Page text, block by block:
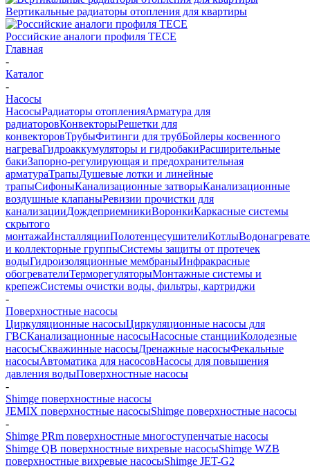
Вертикальные радиаторы отопления для квартиры
Российские аналоги профиля TECE
Главная
-
Каталог
-
Насосы
НасосыРадиаторы отопленияАрматура для
радиаторовКонвекторыРешетки для
конвекторовТрубыФитинги для трубБойлеры косвенного
нагреваГидроаккумуляторы и гидробакиРасширительные
бакиЗапорно-регулирующая и предохранительная
арматураТрапыДушевые лотки и линейные
трапыСифоныКанализационные затворыКанализационные
воздушные клапаныРевизии прочистки для
канализацииДождеприемникиВоронкиКаркасные системы
скрытого
монтажаИнсталляцииПолотенцесушителиКотлы
и коллекторные группыСистемы защиты от протечек
водыГидроизоляционные мембраныИнфракрасные
обогревателиТерморегуляторыМонтажные системы и
крепежСистемы очистки воды, фильтры, картриджи
-
Поверхностные насосы
Циркуляционные насосыЦиркуляционные насосы для
ГВСКанализационные насосыНасосные станцииКолодезные
насосыСкважинные насосыДренажные насосыФекальные
насосыАвтоматика для насосовНасосы для повышения
давления водыПоверхностные насосы
-
Shimge поверхностные насосы
JEMIX поверхностные насосыShimge поверхностные насосы
-
Shimge PRm поверхностные многоступенчатые насосы
Shimge QB поверхностные вихревые насосыShimge WZB
поверхностные вихревые насосыShimge JET-G2